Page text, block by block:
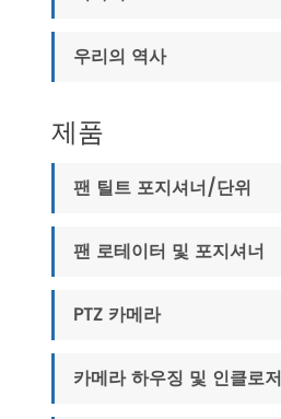
우리의 역사
제품
팬 틸트 포지셔너/단위
팬 로테이터 및 포지셔너
PTZ 카메라
카메라 하우징 및 인클로저